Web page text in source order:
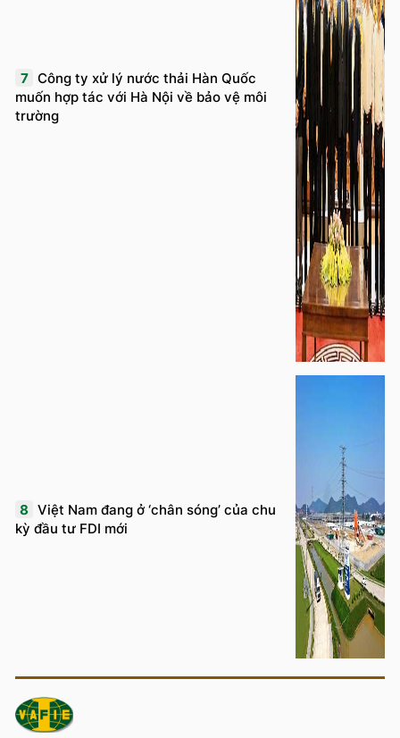
7 Công ty xử lý nước thải Hàn Quốc
muốn hợp tác với Hà Nội về bảo vệ môi
trường
8 Việt Nam đang ở ‘chân sóng’ của chu
kỳ đầu tư FDI mới